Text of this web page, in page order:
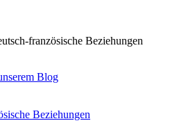
französische Beziehungen
Blog
Beziehungen